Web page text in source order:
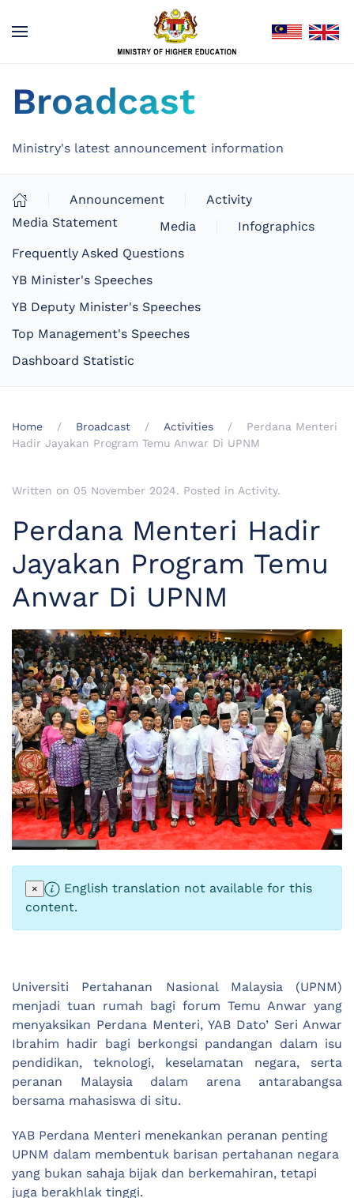
Broadcast
Ministry's latest announcement information
Announcement
Activity
Media Statement
Media
Infographics
Frequently Asked Questions
YB Minister's Speeches
YB Deputy Minister's Speeches
Top Management's Speeches
Dashboard Statistic
Home Broadcast Activities
Perdana Menteri
Hadir Jayakan Program Temu Anwar Di UPNM
Written on 05 November 2024. Posted in Activity.
Perdana Menteri Hadir
Jayakan Program Temu
Anwar Di UPNM
×
English translation not available for this
content.
Universiti Pertahanan Nasional Malaysia (UPNM)
menjadi tuan rumah bagi forum Temu Anwar yang
menyaksikan Perdana Menteri, YAB Dato’ Seri Anwar
Ibrahim hadir bagi berkongsi pandangan dalam isu
pendidikan, teknologi, keselamatan negara, serta
peranan Malaysia dalam arena antarabangsa
bersama mahasiswa di situ.
YAB Perdana Menteri menekankan peranan penting
UPNM dalam membentuk barisan pertahanan negara
yang bukan sahaja bijak dan berkemahiran, tetapi
juga berakhlak tinggi.